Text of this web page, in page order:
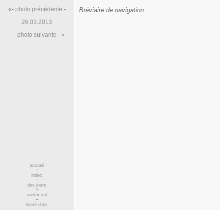
«-photo précédente -
26.03.2013
-
photo suivante -»
accueil
+
index
+
des jours
+
urelement
+
liseré d'iris
Bréviaire de navigation